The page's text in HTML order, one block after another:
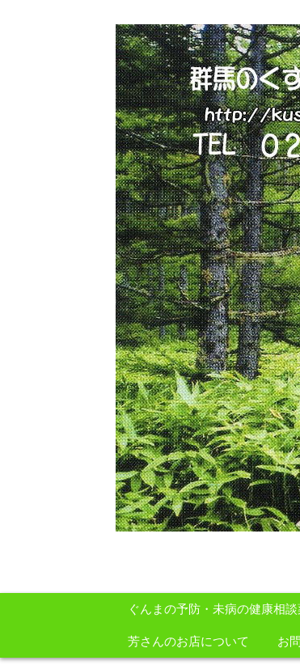
ぐんまの予防・未病の健康相
芳さんのお店について お